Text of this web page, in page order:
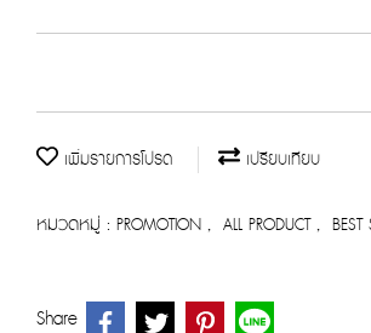
เพิ่มรายการโปรด เปรียบเทียบ
หมวดหมู่ : PROMOTION , ALL PRODUCT , BEST
Share